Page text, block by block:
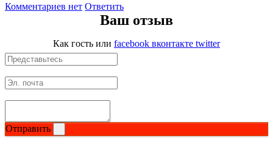
Аксессуары
НАЗАД
Шейкеры и бутылки
Комментариев нет Ответить
Ваш отзыв
Как гость или facebook вконтакте twitter
Отправить